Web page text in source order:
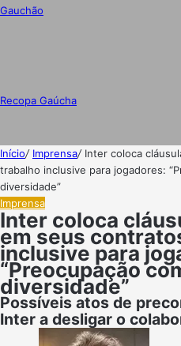
Gauchão
Recopa Gaúcha
Início/ Imprensa/ Inter coloca
trabalho inclusive para jogadores:
diversidade”
Imprensa
Inter coloca
em seus
inclusive para
“Preocupação
diversidade”
Possíveis atos de
Inter a desligar o